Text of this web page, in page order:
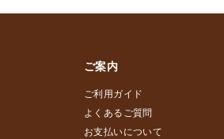
ご案内
ご利用ガイド
よくあるご質問
お支払いについて